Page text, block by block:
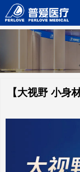
【大视野 小身